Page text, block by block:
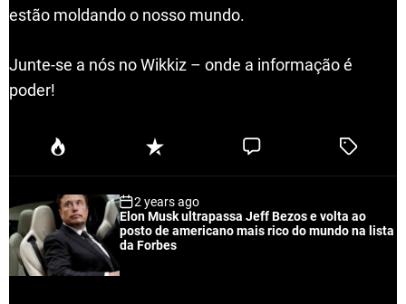
estão moldando o nosso mundo.
Junte-se a nós no Wikkiz – onde a informação é
poder!
P
u
a
r
R
e
n
t
C
e
T
e
2 years ago
Elon Musk ultrapassa Jeff Bezos e volta ao
posto de americano mais rico do mundo na lista
da Forbes